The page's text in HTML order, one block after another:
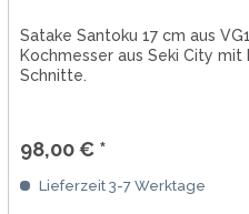
Satake Santoku 17 cm aus
Kochmesser aus Seki City mit
Schnitte.
98,00 € *
Lieferzeit 3-7 Werktage